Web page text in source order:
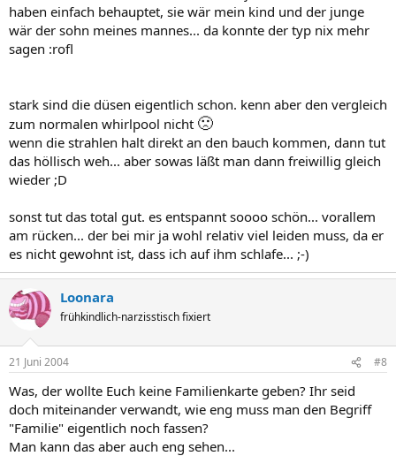
haben einfach behauptet, sie wär mein kind und der junge
wär der sohn meines mannes... da konnte der typ nix mehr
sagen :rofl
stark sind die düsen eigentlich schon. kenn aber den vergleich
zum normalen whirlpool nicht 🙁
wenn die strahlen halt direkt an den bauch kommen, dann tut
das höllisch weh... aber sowas läßt man dann freiwillig gleich
wieder ;D
sonst tut das total gut. es entspannt soooo schön... vorallem
am rücken... der bei mir ja wohl relativ viel leiden muss, da er
es nicht gewohnt ist, dass ich auf ihm schlafe... ;-)
Loonara
frühkindlich-narzisstisch fixiert
21 Juni 2004 #8
Was, der wollte Euch keine Familienkarte geben? Ihr seid
doch miteinander verwandt, wie eng muss man den Begriff
"Familie" eigentlich noch fassen?
Man kann das aber auch eng sehen...